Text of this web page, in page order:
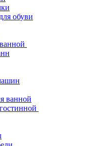
обуви
ванной